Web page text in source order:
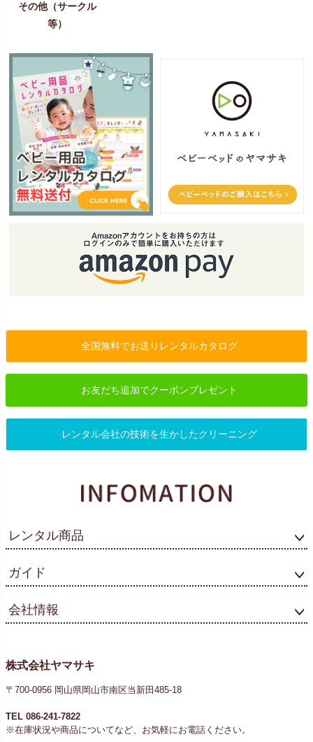
その他（サークル
等）
全国無料でお送りレンタルカタログ
お友だち追加でクーポンプレゼント
レンタル会社の技術を生かしたクリーニング
レンタル商品
ガイド
会社情報
株式会社ヤマサキ
〒700-0956 岡山県岡山市南区当新田485-18
TEL 086-241-7822
※在庫状況や商品についてなど、お気軽にお電話ください。